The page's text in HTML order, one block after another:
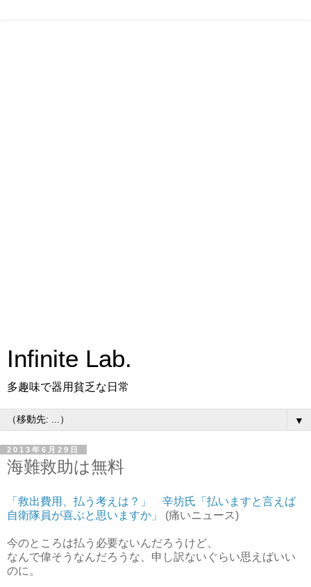
Infinite Lab.
多趣味で器用貧乏な日常
▼
2013年6月29日
海難救助は無料
「救出費用、払う考えは？」 辛坊氏「払いますと言えば
自衛隊員が喜ぶと思いますか」
(痛いニュース)
今のところは払う必要ないんだろうけど、
なんで偉そうなんだろうな、申し訳ないぐらい思えばいい
のに。